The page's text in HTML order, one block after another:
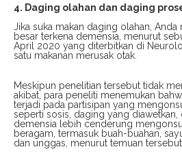
4. Daging olahan dan daging
Jika suka makan daging olahan,
besar terkena demensia, menurut
April 2020 yang diterbitkan di
satu makanan merusak otak.
Meskipun penelitian tersebut tidak
akibat, para peneliti menemukan
terjadi pada partisipan yang
seperti sosis, daging yang diawetkan,
demensia lebih cenderung
beragam, termasuk buah-buahan,
dan unggas, menurut temuan tersebut.